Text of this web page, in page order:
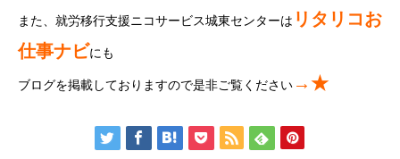
また、就労移行支援ニコサービス城東センターは リタリコお
仕事ナビにも
ブログを掲載しておりますので是非ご覧ください →★